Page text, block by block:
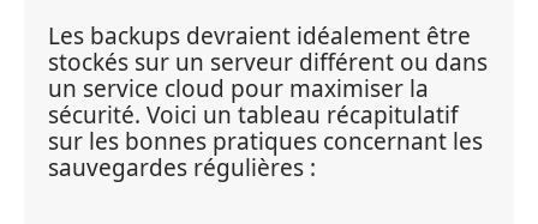
Les backups devraient idéalement être
stockés sur un serveur différent ou dans
un service cloud pour maximiser la
sécurité. Voici un tableau récapitulatif
sur les bonnes pratiques concernant les
sauvegardes régulières :